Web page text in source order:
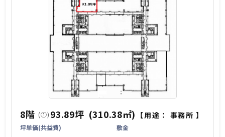
8階 (①) 93.89坪 (310.38㎡) 【用途： 事務所 】
坪単価(共益費) 敷金